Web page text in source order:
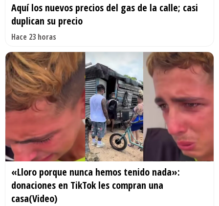
Aquí los nuevos precios del gas de la calle; casi
duplican su precio
Hace 23 horas
«Lloro porque nunca hemos tenido nada»:
donaciones en TikTok les compran una
casa(Video)